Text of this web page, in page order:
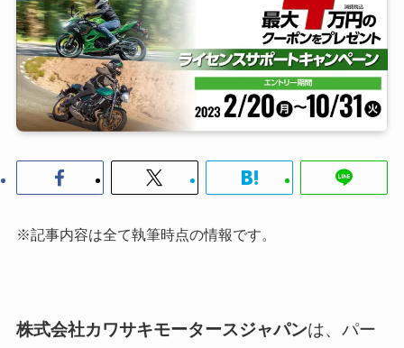
※記事内容は全て執筆時点の情報です。
株式会社カワサキモータースジャパンは、パー